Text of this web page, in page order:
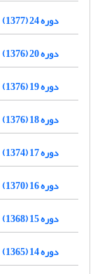
دوره 24 (1377)
دوره 20 (1376)
دوره 19 (1376)
دوره 18 (1376)
دوره 17 (1374)
دوره 16 (1370)
دوره 15 (1368)
دوره 14 (1365)